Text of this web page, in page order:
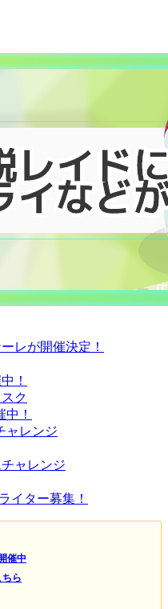
レが開催決定！
！
ク
！
ャレンジ
ャレンジ
イター募集！
催中
ら